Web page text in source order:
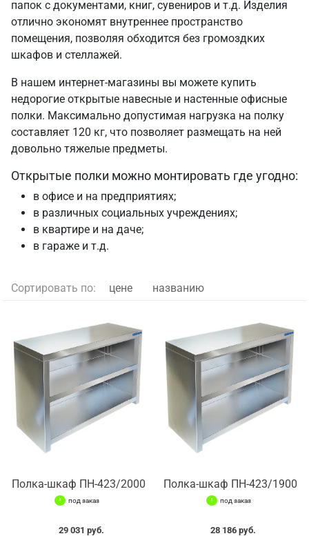
папок с документами, книг, сувениров и т.д. Изделия
отлично экономят внутреннее пространство
помещения, позволяя обходится без громоздких
шкафов и стеллажей.
В нашем интернет-магазины вы можете купить
недорогие открытые навесные и настенные офисные
полки. Максимально допустимая нагрузка на полку
составляет 120 кг, что позволяет размещать на ней
довольно тяжелые предметы.
Открытые полки можно монтировать где угодно:
в офисе и на предприятиях;
в различных социальных учреждениях;
в квартире и на даче;
в гараже и т.д.
Сортировать по: цене названию
Полка-шкаф ПН-423/2000
под заказ
29 031 руб.
Полка-шкаф ПН-423/1900
под заказ
28 186 руб.